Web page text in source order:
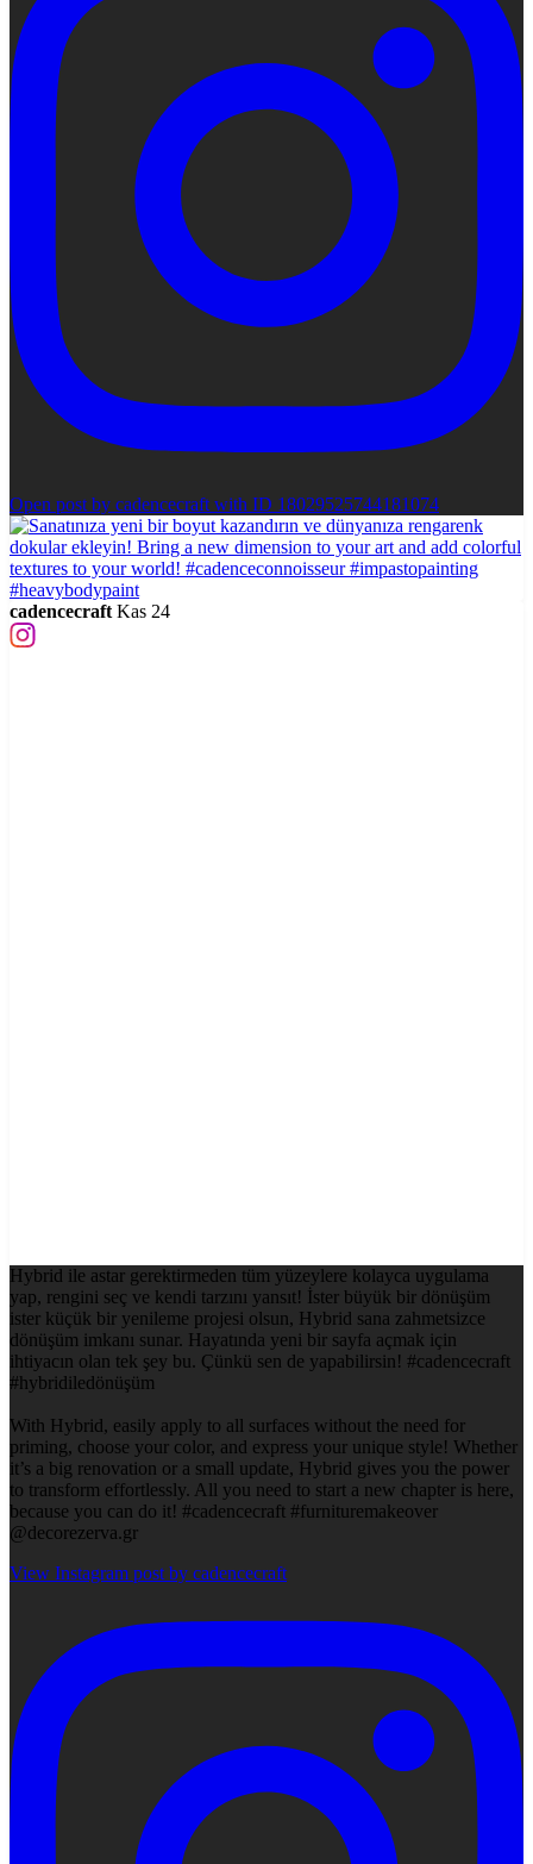
Open post by cadencecraft with ID 18029525744181074
cadencecraft Kas 24
Hybrid ile astar gerektirmeden tüm yüzeylere kolayca uygulama
yap, rengini seç ve kendi tarzını yansıt! İster büyük bir dönüşüm
ister küçük bir yenileme projesi olsun, Hybrid sana zahmetsizce
dönüşüm imkanı sunar. Hayatında yeni bir sayfa açmak için
ihtiyacın olan tek şey bu. Çünkü sen de yapabilirsin! #cadencecraft
#hybridiledönüşüm
With Hybrid, easily apply to all surfaces without the need for
priming, choose your color, and express your unique style! Whether
it’s a big renovation or a small update, Hybrid gives you the power
to transform effortlessly. All you need to start a new chapter is here,
because you can do it! #cadencecraft #furnituremakeover
@decorezerva.gr
View Instagram post by cadencecraft